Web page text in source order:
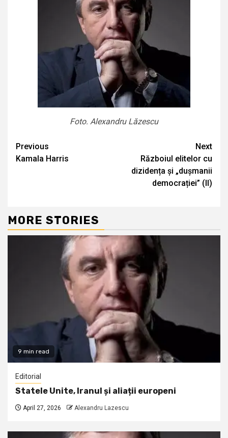
Foto. Alexandru Lăzescu
Continue
Reading
Previous
Kamala Harris
Next
Războiul elitelor cu
dizidența și „dușmanii
democrației” (II)
MORE STORIES
9 min read
Editorial
Statele Unite, Iranul și aliații europeni
April 27, 2026 Alexandru Lazescu